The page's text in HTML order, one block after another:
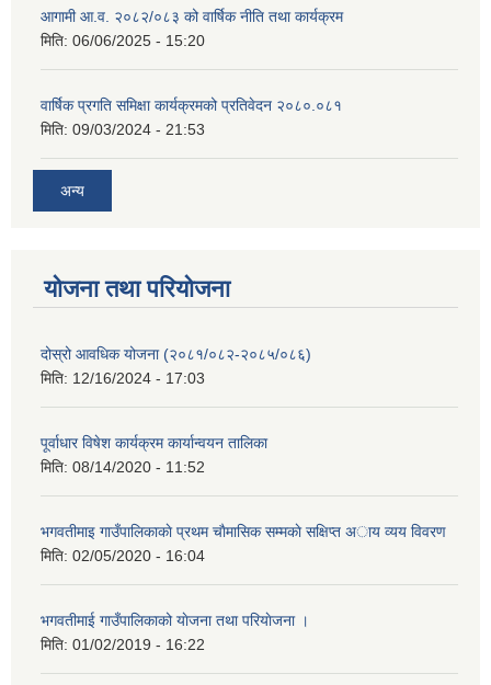
आगामी आ.व. २०८२/०८३ को वार्षिक नीति तथा कार्यक्रम
मिति: 06/06/2025 - 15:20
वार्षिक प्रगति समिक्षा कार्यक्रमको प्रतिवेदन २०८०.०८१
मिति: 09/03/2024 - 21:53
अन्य
योजना तथा परियोजना
दोस्रो आवधिक योजना (२०८१/०८२-२०८५/०८६)
मिति: 12/16/2024 - 17:03
पूर्वाधार विषेश कार्यक्रम कार्यान्वयन तालिका
मिति: 08/14/2020 - 11:52
भगवतीमाइ गाउँपालिकाकाे प्रथम चाैमासिक सम्मकाे सक्षिप्त अाय व्यय विवरण
मिति: 02/05/2020 - 16:04
भगवतीमाई गाउँपालिकाको याेजना तथा परियाेजना ।
मिति: 01/02/2019 - 16:22